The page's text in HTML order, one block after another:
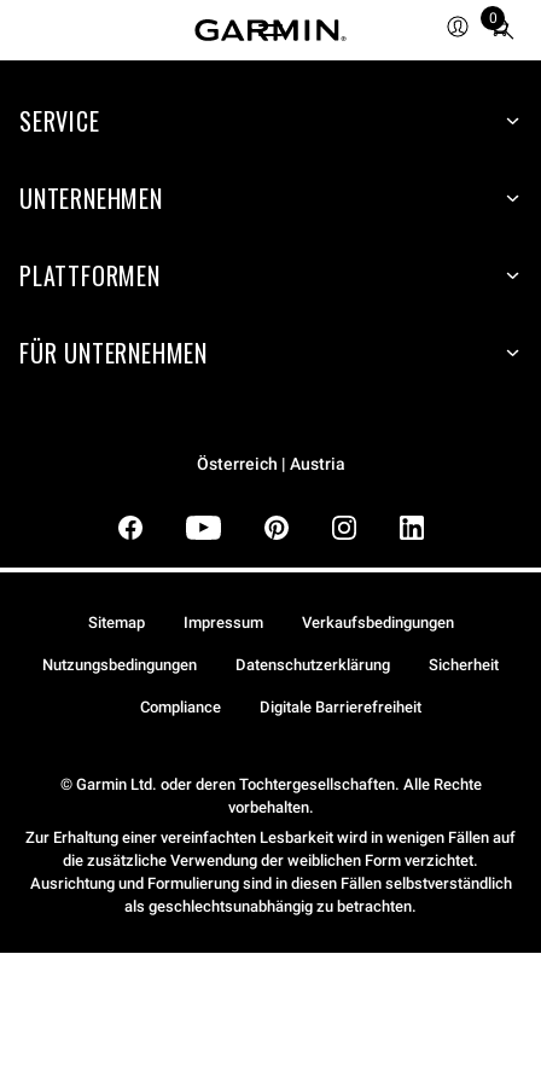
0
Total
items
cart:
SERVICE
UNTERNEHMEN
PLATTFORMEN
FÜR UNTERNEHMEN
Österreich | Austria
© Garmin Ltd. oder deren Tochtergesellschaften. Alle Rechte
vorbehalten.
Zur Erhaltung einer vereinfachten Lesbarkeit wird in wenigen Fällen auf
die zusätzliche Verwendung der weiblichen Form verzichtet.
Ausrichtung und Formulierung sind in diesen Fällen selbstverständlich
als geschlechtsunabhängig zu betrachten.
Sitemap Impressum Verkaufsbedingungen
Nutzungsbedingungen Datenschutzerklärung Sicherheit
Compliance Digitale Barrierefreiheit